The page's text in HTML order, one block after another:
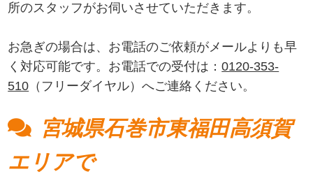
所のスタッフがお伺いさせていただきます。
お急ぎの場合は、お電話のご依頼がメールよりも早
く対応可能です。お電話での受付は：0120-353-
510 （フリーダイヤル）へご連絡ください。
宮城県石巻市東福田高須賀
エリアで